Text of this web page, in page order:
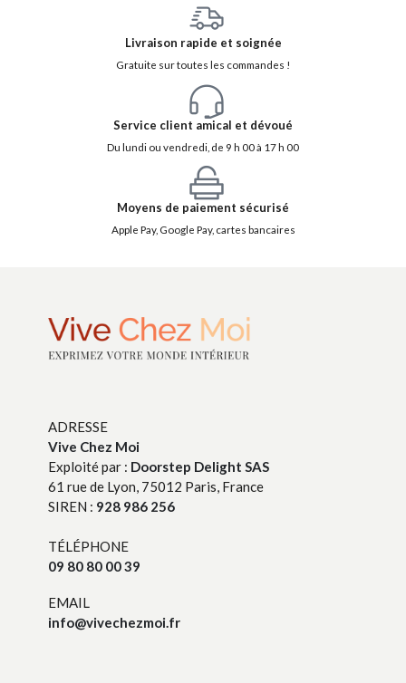
Livraison rapide et soignée
Gratuite sur toutes les commandes !
Service client amical et dévoué
Du lundi ou vendredi, de 9 h 00 à 17 h 00
Moyens de paiement sécurisé
Apple Pay, Google Pay, cartes bancaires
ADRESSE
Vive Chez Moi
Exploité par : Doorstep Delight SAS
61 rue de Lyon, 75012 Paris, France
SIREN : 928 986 256
TÉLÉPHONE
09 80 80 00 39
EMAIL
info@vivechezmoi.fr